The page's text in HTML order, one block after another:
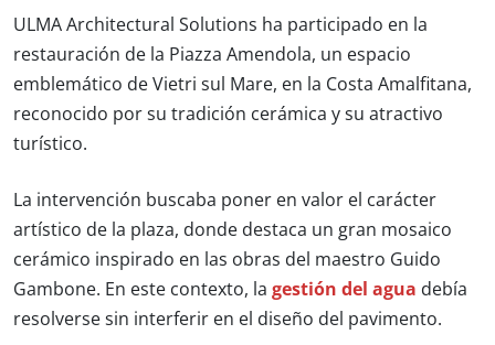
ULMA Architectural Solutions ha participado en la
restauración de la Piazza Amendola, un espacio
emblemático de Vietri sul Mare, en la Costa Amalfitana,
reconocido por su tradición cerámica y su atractivo
turístico.
La intervención buscaba poner en valor el carácter
artístico de la plaza, donde destaca un gran mosaico
cerámico inspirado en las obras del maestro Guido
Gambone. En este contexto, la gestión del agua debía
resolverse sin interferir en el diseño del pavimento.